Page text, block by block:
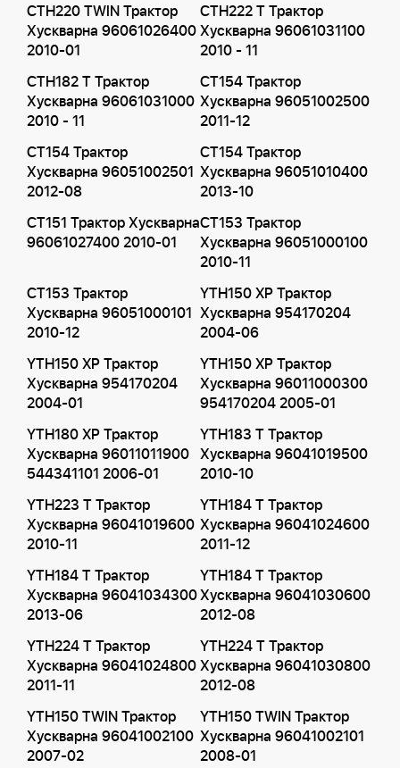
CTH220 TWIN Трактор
Хускварна 96061026400
2010-01
CTH222 T Трактор
Хускварна 96061031100
2010 - 11
CTH182 T Трактор
Хускварна 96061031000
2010 - 11
CT154 Трактор
Хускварна 96051002500
2011-12
CT154 Трактор
Хускварна 96051002501
2012-08
CT154 Трактор
Хускварна 96051010400
2013-10
CT151 Трактор Хускварна
96061027400 2010-01
CT153 Трактор
Хускварна 96051000100
2010-11
CT153 Трактор
Хускварна 96051000101
2010-12
YTH150 XP Трактор
Хускварна 954170204
2004-06
YTH150 XP Трактор
Хускварна 954170204
2004-01
YTH150 XP Трактор
Хускварна 96011000300
954170204 2005-01
YTH180 XP Трактор
Хускварна 96011011900
544341101 2006-01
YTH183 T Трактор
Хускварна 96041019500
2010-10
YTH223 T Трактор
Хускварна 96041019600
2010-11
YTH184 T Трактор
Хускварна 96041024600
2011-12
YTH184 T Трактор
Хускварна 96041034300
2013-06
YTH184 T Трактор
Хускварна 96041030600
2012-08
YTH224 T Трактор
Хускварна 96041024800
2011-11
YTH224 T Трактор
Хускварна 96041030800
2012-08
YTH150 TWIN Трактор
Хускварна 96041002100
2007-02
YTH150 TWIN Трактор
Хускварна 96041002101
2008-01